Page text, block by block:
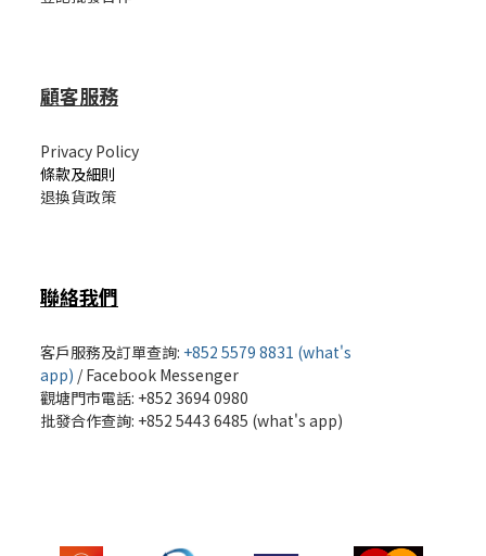
顧客服務
Privacy Policy
條款及細則
退換貨政策
聯絡我們
客戶服務及訂單查詢: +852 5579 8831 (what's
app) /Facebook Messenger
觀塘門市電話: +852 3694 0980
批發合作查詢: +852 5443 6485 (what's app)